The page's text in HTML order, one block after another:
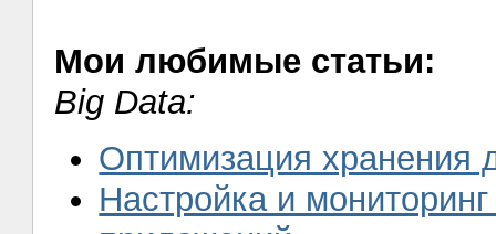
Мои любимые статьи:
Big Data:
Оптимизация хранения
Настройка и